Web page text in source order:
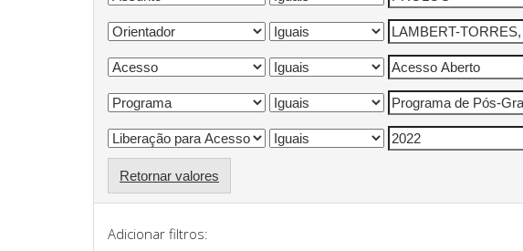
Retornar valores
Adicionar filtros: